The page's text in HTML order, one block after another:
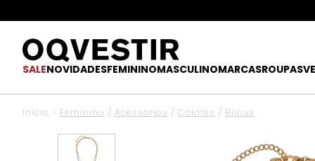
SALENOVIDADESFEMININOMASCULINOMARCASROUPAS
Início > Feminino / Acessórios / Colares / Bijoux